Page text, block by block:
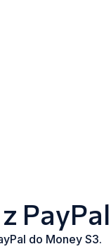
do Money S3.